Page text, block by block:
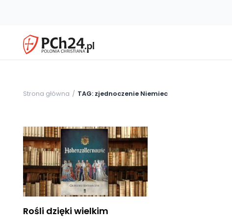
Strona główna TAG: zjednoczenie Niemiec
Rośli dzięki wielkim